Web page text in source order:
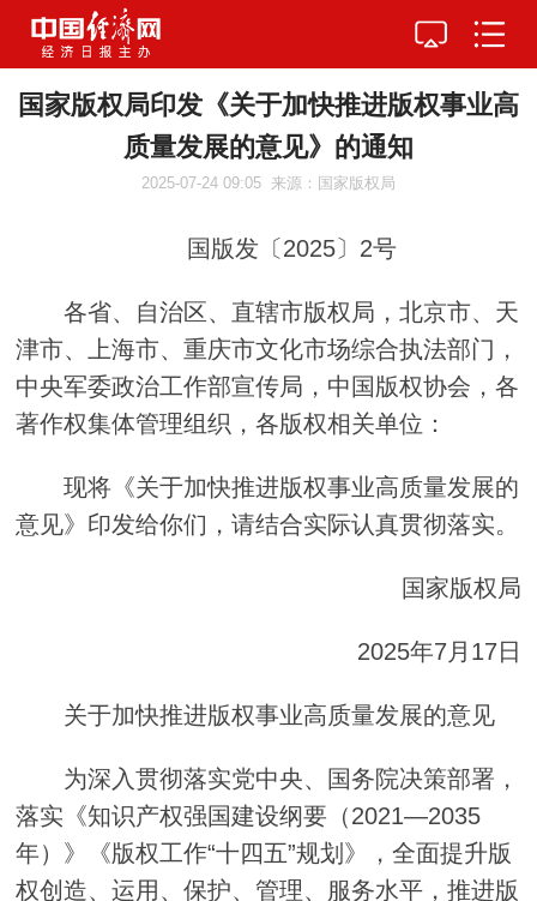
国家版权局印发《关于加快推进版权事业高
质量发展的意见》的通知
2025-07-24 09:05 来源：国家版权局
国版发〔2025〕2号
各省、自治区、直辖市版权局，北京市、天
津市、上海市、重庆市文化市场综合执法部门，
中央军委政治工作部宣传局，中国版权协会，各
著作权集体管理组织，各版权相关单位：
现将《关于加快推进版权事业高质量发展的
意见》印发给你们，请结合实际认真贯彻落实。
国家版权局
2025年7月17日
关于加快推进版权事业高质量发展的意见
为深入贯彻落实党中央、国务院决策部署，
落实《知识产权强国建设纲要（2021—2035
年）》《版权工作“十四五”规划》，全面提升版
权创造、运用、保护、管理、服务水平，推进版